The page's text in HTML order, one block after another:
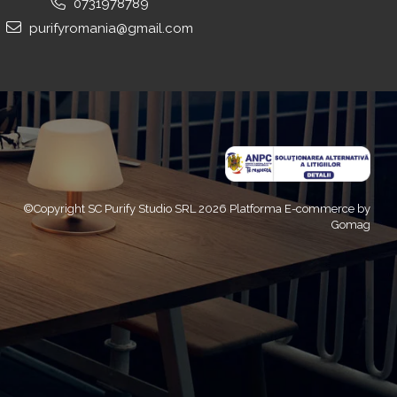
0731978789
purifyromania@gmail.com
©Copyright SC Purify Studio SRL 2026 Platforma E-commerce by
Gomag